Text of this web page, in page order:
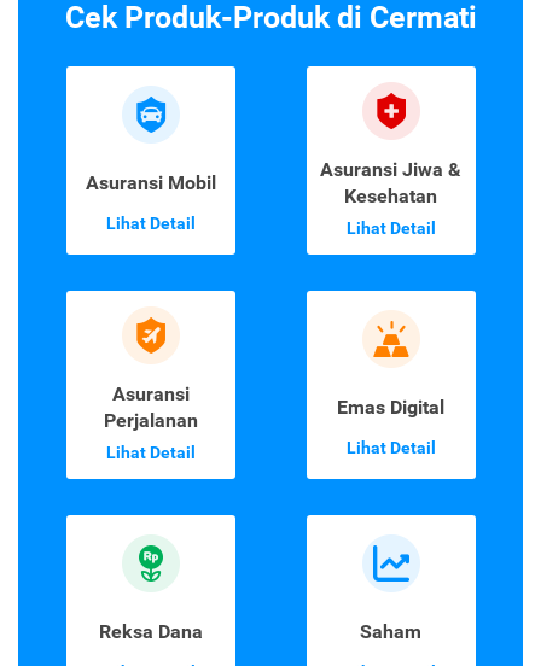
Cek Produk-Produk di Cermati
Asuransi Mobil
Lihat Detail
Asuransi Jiwa &
Kesehatan
Lihat Detail
Asuransi
Perjalanan
Lihat Detail
Emas Digital
Lihat Detail
Reksa Dana Saham